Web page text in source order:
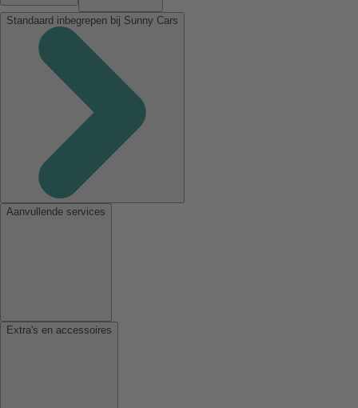
Standaard inbegrepen bij Sunny Cars
Aanvullende services
Extra's en accessoires